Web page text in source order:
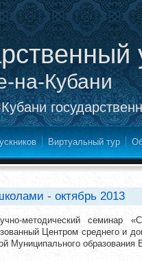
на-Кубани
Виртуальный тур
- октябрь 2013
методический семинар
Центром среднего и
образования